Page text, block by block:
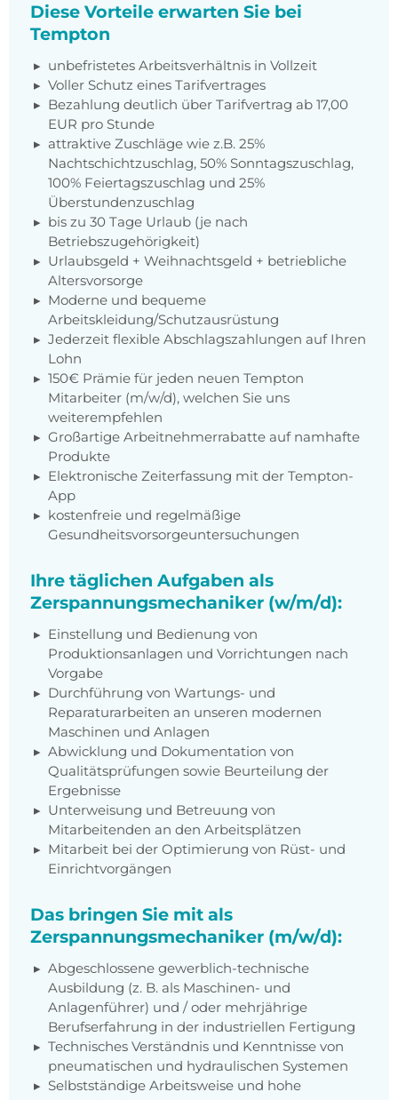
Diese Vorteile erwarten Sie bei
Tempton
unbefristetes Arbeitsverhältnis in Vollzeit
Voller Schutz eines Tarifvertrages
Bezahlung deutlich über Tarifvertrag ab 17,00
EUR pro Stunde
attraktive Zuschläge wie z.B. 25%
Nachtschichtzuschlag, 50% Sonntagszuschlag,
100% Feiertagszuschlag und 25%
Überstundenzuschlag
bis zu 30 Tage Urlaub (je nach
Betriebszugehörigkeit)
Urlaubsgeld + Weihnachtsgeld + betriebliche
Altersvorsorge
Moderne und bequeme
Arbeitskleidung/Schutzausrüstung
Jederzeit flexible Abschlagszahlungen auf Ihren
Lohn
150€ Prämie für jeden neuen Tempton
Mitarbeiter (m/w/d), welchen Sie uns
weiterempfehlen
Großartige Arbeitnehmerrabatte auf namhafte
Produkte
Elektronische Zeiterfassung mit der Tempton-
App
kostenfreie und regelmäßige
Gesundheitsvorsorgeuntersuchungen
Ihre täglichen Aufgaben als
Zerspannungsmechaniker (w/m/d):
Einstellung und Bedienung von
Produktionsanlagen und Vorrichtungen nach
Vorgabe
Durchführung von Wartungs- und
Reparaturarbeiten an unseren modernen
Maschinen und Anlagen
Abwicklung und Dokumentation von
Qualitätsprüfungen sowie Beurteilung der
Ergebnisse
Unterweisung und Betreuung von
Mitarbeitenden an den Arbeitsplätzen
Mitarbeit bei der Optimierung von Rüst- und
Einrichtvorgängen
Das bringen Sie mit als
Zerspannungsmechaniker (m/w/d):
Abgeschlossene gewerblich-technische
Ausbildung (z. B. als Maschinen- und
Anlagenführer) und / oder mehrjährige
Berufserfahrung in der industriellen Fertigung
Technisches Verständnis und Kenntnisse von
pneumatischen und hydraulischen Systemen
Selbstständige Arbeitsweise und hohe